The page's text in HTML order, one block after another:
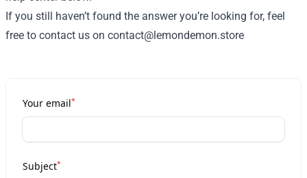
If you still haven’t found the answer you’re looking for, feel
free to contact us on contact@lemondemon.store